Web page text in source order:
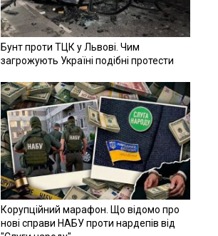
Бунт проти ТЦК у Львові. Чим
загрожують Україні подібні протести
Корупційний марафон. Що відомо про
нові справи НАБУ проти нардепів від